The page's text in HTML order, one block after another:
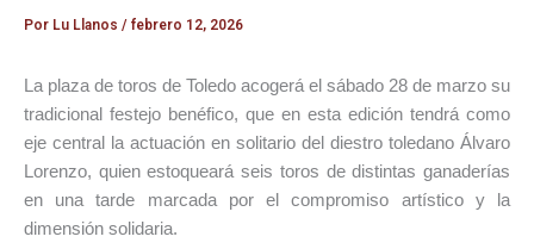
Por Lu Llanos / febrero 12, 2026
La plaza de toros de Toledo acogerá el sábado 28 de marzo su
tradicional festejo benéfico, que en esta edición tendrá como
eje central la actuación en solitario del diestro toledano Álvaro
Lorenzo, quien estoqueará seis toros de distintas ganaderías
en una tarde marcada por el compromiso artístico y la
dimensión solidaria.